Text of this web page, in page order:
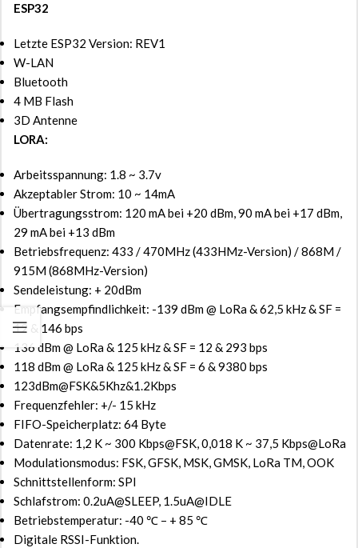
ESP32
Letzte ESP32 Version: REV1
W-LAN
Bluetooth
4 MB Flash
3D Antenne
LORA:
Arbeitsspannung: 1.8 ~ 3.7v
Akzeptabler Strom: 10 ~ 14mA
Übertragungsstrom: 120 mA bei +20 dBm, 90 mA bei +17 dBm,
29 mA bei +13 dBm
Betriebsfrequenz: 433 / 470MHz (433HMz-Version) / 868M /
915M (868MHz-Version)
Sendeleistung: + 20dBm
Empfangsempfindlichkeit: -139 dBm @ LoRa & 62,5 kHz & SF =
12 & 146 bps
136 dBm @ LoRa & 125 kHz & SF = 12 & 293 bps
118 dBm @ LoRa & 125 kHz & SF = 6 & 9380 bps
123dBm@FSK&5Khz&1.2Kbps
Frequenzfehler: +/- 15 kHz
FIFO-Speicherplatz: 64 Byte
Datenrate: 1,2 K ~ 300 Kbps@FSK, 0,018 K ~ 37,5 Kbps@LoRa
Modulationsmodus: FSK, GFSK, MSK, GMSK, LoRa TM, OOK
Schnittstellenform: SPI
Schlafstrom: 0.2uA@SLEEP, 1.5uA@IDLE
Betriebstemperatur: -40 ℃ – + 85 ℃
Digitale RSSI-Funktion.